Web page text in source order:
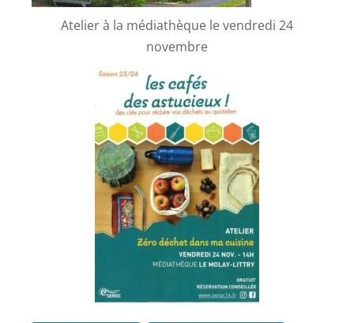
Atelier à la médiathèque le vendredi 24
novembre